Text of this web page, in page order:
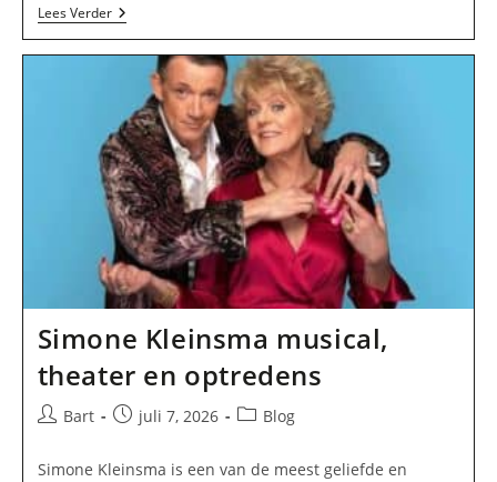
Lees VerderDe
Blijvende
Nieuws,
Cultuur
En
Entertainment
In
Nederland
Simone Kleinsma musical,
theater en optredens
Bericht
Bart
Bericht
op:
juli 7, 2026 Berichtcategorie:
Blog
Simone Kleinsma is een van de meest geliefde en